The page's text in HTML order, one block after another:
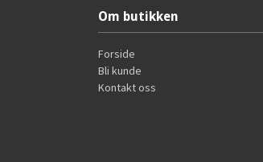
Om butikken
Forside
Bli kunde
Kontakt oss